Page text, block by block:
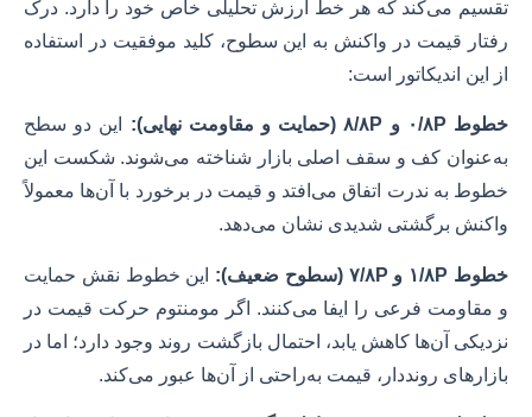
تقسیم می‌کند که هر خط ارزش تحلیلی خاص خود را دارد. درک
رفتار قیمت در واکنش به این سطوح، کلید موفقیت در استفاده
از این اندیکاتور است:
خطوط ۰/۸P و ۸/۸P (حمایت و مقاومت نهایی):
این دو سطح
به‌عنوان کف و سقف اصلی بازار شناخته می‌شوند. شکست این
خطوط به ندرت اتفاق می‌افتد و قیمت در برخورد با آن‌ها معمولاً
واکنش برگشتی شدیدی نشان می‌دهد.
خطوط ۱/۸P و ۷/۸P (سطوح ضعیف):
این خطوط نقش حمایت
و مقاومت فرعی را ایفا می‌کنند. اگر مومنتوم حرکت قیمت در
نزدیکی آن‌ها کاهش یابد، احتمال بازگشت روند وجود دارد؛ اما در
بازارهای رونددار، قیمت به‌راحتی از آن‌ها عبور می‌کند.